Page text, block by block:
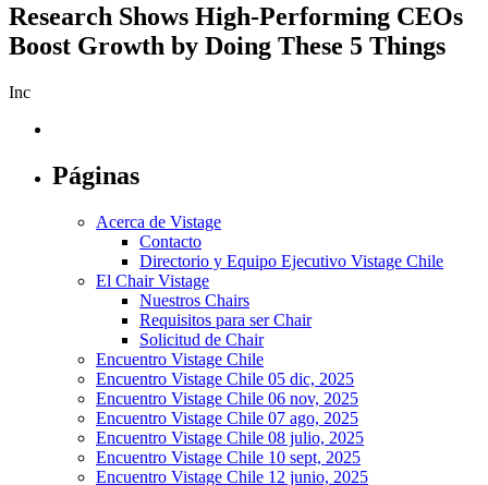
Research Shows High-Performing CEOs
Boost Growth by Doing These 5 Things
Inc
Páginas
Acerca de Vistage
Contacto
Directorio y Equipo Ejecutivo Vistage Chile
El Chair Vistage
Nuestros Chairs
Requisitos para ser Chair
Solicitud de Chair
Encuentro Vistage Chile
Encuentro Vistage Chile 05 dic, 2025
Encuentro Vistage Chile 06 nov, 2025
Encuentro Vistage Chile 07 ago, 2025
Encuentro Vistage Chile 08 julio, 2025
Encuentro Vistage Chile 10 sept, 2025
Encuentro Vistage Chile 12 junio, 2025